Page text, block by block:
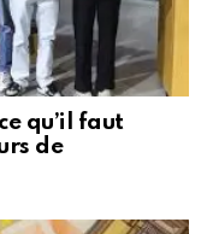
qu’il faut
de